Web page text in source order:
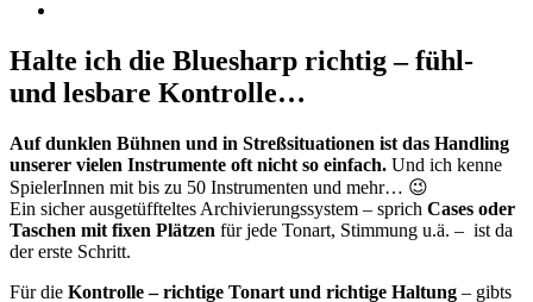
Halte ich die Bluesharp richtig – fühl-
und lesbare Kontrolle…
Auf dunklen Bühnen und in Streßsituationen ist das Handling
unserer vielen Instrumente oft nicht so einfach. Und ich kenne
SpielerInnen mit bis zu 50 Instrumenten und mehr… 😉
Ein sicher ausgetüffteltes Archivierungssystem – sprich Cases oder
Taschen mit fixen Plätzen für jede Tonart, Stimmung u.ä. – ist da
der erste Schritt.
Für die Kontrolle – richtige Tonart und richtige Haltung – gibts